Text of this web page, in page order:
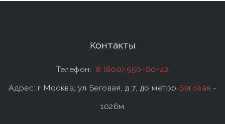
Контакты
Телефон: 8 (800) 550-60-42
Адрес: г Москва, ул Беговая, д 7, до метро Беговая -
1026м